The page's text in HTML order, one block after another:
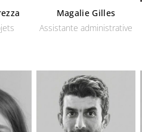
Magalie Gilles
Assistante administrative